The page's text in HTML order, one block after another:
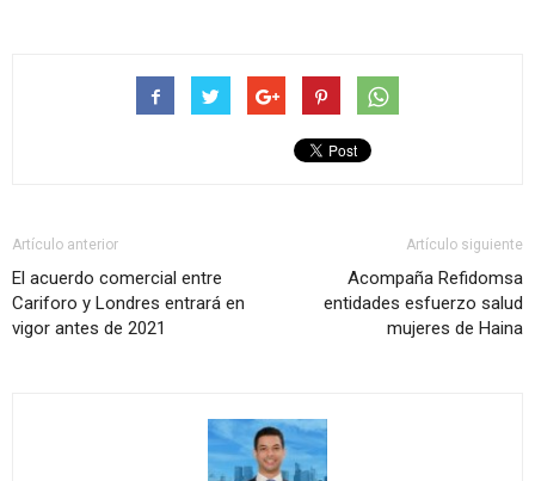
Artículo anterior
El acuerdo comercial entre
Cariforo y Londres entrará en
vigor antes de 2021
Artículo siguiente
Acompaña Refidomsa
entidades esfuerzo salud
mujeres de Haina